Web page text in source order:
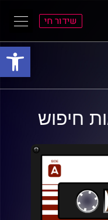
פתח
שידור חי
חיפוש